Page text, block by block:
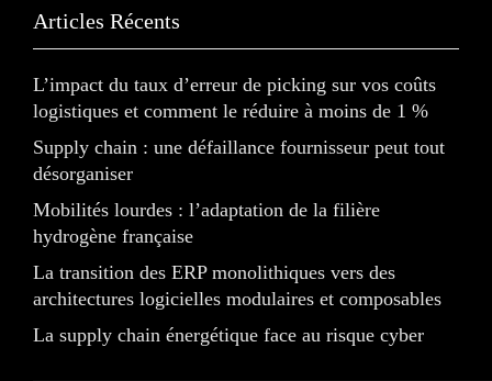
Articles Récents
L’impact du taux d’erreur de picking sur vos coûts
logistiques et comment le réduire à moins de 1 %
Supply chain : une défaillance fournisseur peut tout
désorganiser
Mobilités lourdes : l’adaptation de la filière
hydrogène française
La transition des ERP monolithiques vers des
architectures logicielles modulaires et composables
La supply chain énergétique face au risque cyber